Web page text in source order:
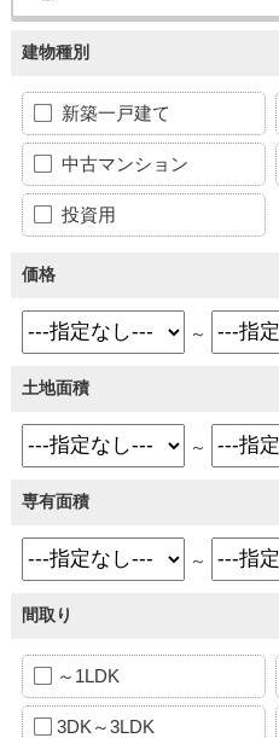
建物種別
新築一戸建て
中古マンション
投資用
価格
～
土地面積
～
専有面積
～
間取り
～1LDK
3DK～3LDK